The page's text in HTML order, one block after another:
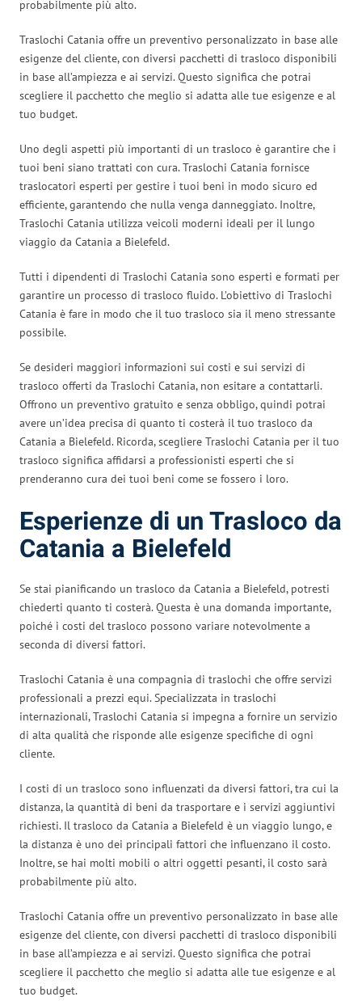
probabilmente più alto.
Traslochi Catania offre un preventivo personalizzato in base alle
esigenze del cliente, con diversi pacchetti di trasloco disponibili
in base all’ampiezza e ai servizi. Questo significa che potrai
scegliere il pacchetto che meglio si adatta alle tue esigenze e al
tuo budget.
Uno degli aspetti più importanti di un trasloco è garantire che i
tuoi beni siano trattati con cura. Traslochi Catania fornisce
traslocatori esperti per gestire i tuoi beni in modo sicuro ed
efficiente, garantendo che nulla venga danneggiato. Inoltre,
Traslochi Catania utilizza veicoli moderni ideali per il lungo
viaggio da Catania a Bielefeld.
Tutti i dipendenti di Traslochi Catania sono esperti e formati per
garantire un processo di trasloco fluido. L’obiettivo di Traslochi
Catania è fare in modo che il tuo trasloco sia il meno stressante
possibile.
Se desideri maggiori informazioni sui costi e sui servizi di
trasloco offerti da Traslochi Catania, non esitare a contattarli.
Offrono un preventivo gratuito e senza obbligo, quindi potrai
avere un’idea precisa di quanto ti costerà il tuo trasloco da
Catania a Bielefeld. Ricorda, scegliere Traslochi Catania per il tuo
trasloco significa affidarsi a professionisti esperti che si
prenderanno cura dei tuoi beni come se fossero i loro.
Esperienze di un Trasloco da
Catania a Bielefeld
Se stai pianificando un trasloco da Catania a Bielefeld, potresti
chiederti quanto ti costerà. Questa è una domanda importante,
poiché i costi del trasloco possono variare notevolmente a
seconda di diversi fattori.
Traslochi Catania è una compagnia di traslochi che offre servizi
professionali a prezzi equi. Specializzata in traslochi
internazionali, Traslochi Catania si impegna a fornire un servizio
di alta qualità che risponde alle esigenze specifiche di ogni
cliente.
I costi di un trasloco sono influenzati da diversi fattori, tra cui la
distanza, la quantità di beni da trasportare e i servizi aggiuntivi
richiesti. Il trasloco da Catania a Bielefeld è un viaggio lungo, e
la distanza è uno dei principali fattori che influenzano il costo.
Inoltre, se hai molti mobili o altri oggetti pesanti, il costo sarà
probabilmente più alto.
Traslochi Catania offre un preventivo personalizzato in base alle
esigenze del cliente, con diversi pacchetti di trasloco disponibili
in base all’ampiezza e ai servizi. Questo significa che potrai
scegliere il pacchetto che meglio si adatta alle tue esigenze e al
tuo budget.